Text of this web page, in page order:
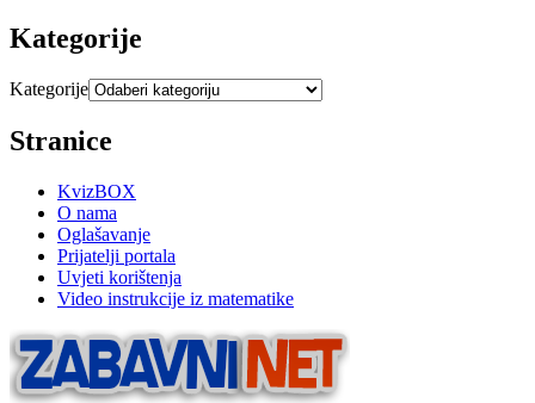
Kategorije
Kategorije
Stranice
KvizBOX
O nama
Oglašavanje
Prijatelji portala
Uvjeti korištenja
Video instrukcije iz matematike